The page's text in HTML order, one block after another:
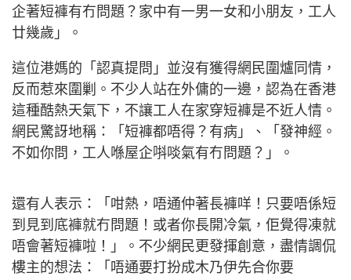
企著短褲有冇問題？家中有一男一女和小朋友，工人
廿幾歲」。
這位港媽的「認真提問」並沒有獲得網民圍爐同情，
反而惹來圍剿。不少人站在外傭的一邊，認為在香港
這種酷熱天氣下，不讓工人在家穿短褲是不近人情。
網民驚訝地稱：「短褲都唔得？有病」、「發神經。
不如你問，工人喺屋企唞啖氣有冇問題？」。
還有人表示：「咁熱，唔通仲著長褲咩！只要唔係短
到見到底褲就冇問題！或者你長開冷氣，佢覺得凍就
唔會著短褲啦！」。不少網民更發揮創意，盡情調侃
樓主的想法：「唔通要打扮成木乃伊先合你要